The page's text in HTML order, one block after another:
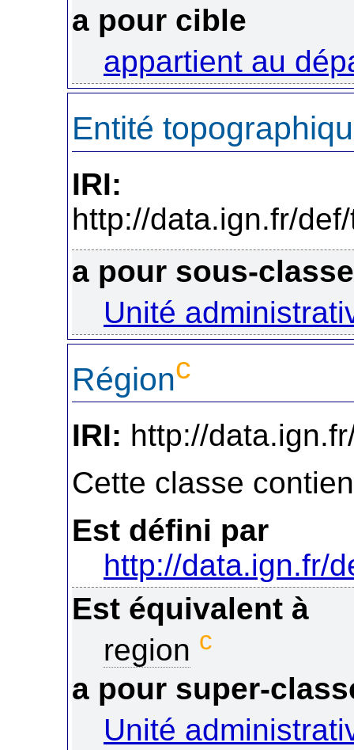
a pour cible
appartient au
Entité
IRI:
http://data.ign.fr/
a pour sous-
Unité
Régionc
IRI: http://
Cette classe
Est défini par
http://data.ign.fr/
Est équivalent à
region c
a pour super-
Unité